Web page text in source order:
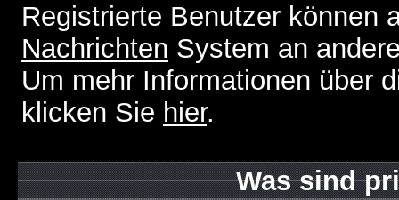
Registrierte Benutzer können
Nachrichten System an
Um mehr Informationen über
klicken Sie hier.
Was sind